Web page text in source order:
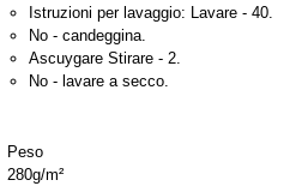
Istruzioni per lavaggio: Lavare - 40.
No - candeggina.
Ascuygare Stirare - 2.
No - lavare a secco.
Peso
280g/m²